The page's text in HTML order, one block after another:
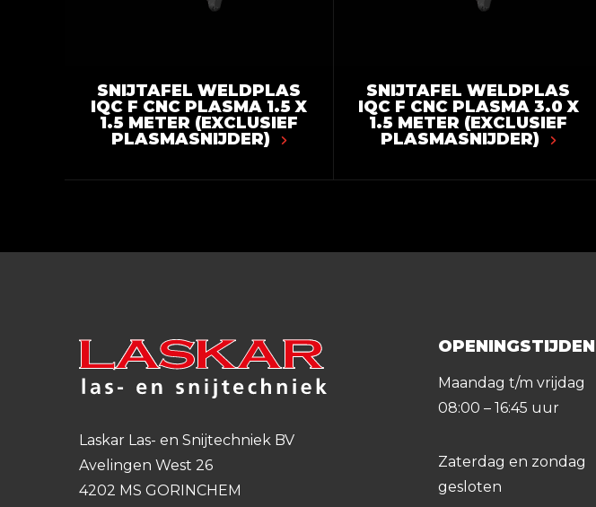
SNIJTAFEL WELDPLAS
IQC F CNC PLASMA 1.5 X
1.5 METER (EXCLUSIEF
PLASMASNIJDER)
SNIJTAFEL WELDPLAS
IQC F CNC PLASMA 3.0 X
1.5 METER (EXCLUSIEF
PLASMASNIJDER)
Laskar Las- en Snijtechniek BV
Avelingen West 26
4202 MS GORINCHEM
OPENINGSTIJDEN
Maandag t/m vrijdag
08:00 – 16:45 uur
Zaterdag en zondag
gesloten